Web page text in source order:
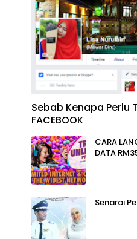
Sebab Kenapa Perlu
FACEBOOK
CARA
DATA
Senarai